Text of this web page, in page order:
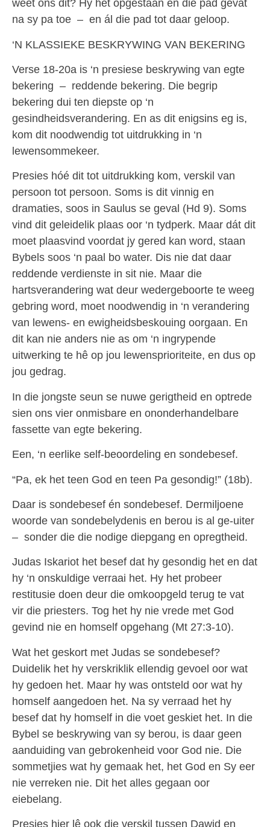
weet ons dit? Hy hét opgestaan en die pad gevat
na sy pa toe – en ál die pad tot daar geloop.
‘N KLASSIEKE BESKRYWING VAN BEKERING
Verse 18-20a is ‘n presiese beskrywing van egte
bekering – reddende bekering. Die begrip
bekering dui ten diepste op ‘n
gesindheidsverandering. En as dit enigsins eg is,
kom dit noodwendig tot uitdrukking in ‘n
lewensommekeer.
Presies hóé dit tot uitdrukking kom, verskil van
persoon tot persoon. Soms is dit vinnig en
dramaties, soos in Saulus se geval (Hd 9). Soms
vind dit geleidelik plaas oor ‘n tydperk. Maar dát dit
moet plaasvind voordat jy gered kan word, staan
Bybels soos ‘n paal bo water. Dis nie dat daar
reddende verdienste in sit nie. Maar die
hartsverandering wat deur wedergeboorte te weeg
gebring word, moet noodwendig in ‘n verandering
van lewens- en ewigheidsbeskouing oorgaan. En
dit kan nie anders nie as om ‘n ingrypende
uitwerking te hê op jou lewensprioriteite, en dus op
jou gedrag.
In die jongste seun se nuwe gerigtheid en optrede
sien ons vier onmisbare en ononderhandelbare
fassette van egte bekering.
Een, ‘n eerlike self-beoordeling en sondebesef.
“Pa, ek het teen God en teen Pa gesondig!” (18b).
Daar is sondebesef én sondebesef. Dermiljoene
woorde van sondebelydenis en berou is al ge-uiter
– sonder die die nodige diepgang en opregtheid.
Judas Iskariot het besef dat hy gesondig het en dat
hy ‘n onskuldige verraai het. Hy het probeer
restitusie doen deur die omkoopgeld terug te vat
vir die priesters. Tog het hy nie vrede met God
gevind nie en homself opgehang (Mt 27:3-10).
Wat het geskort met Judas se sondebesef?
Duidelik het hy verskriklik ellendig gevoel oor wat
hy gedoen het. Maar hy was ontsteld oor wat hy
homself aangedoen het. Na sy verraad het hy
besef dat hy homself in die voet geskiet het. In die
Bybel se beskrywing van sy berou, is daar geen
aanduiding van gebrokenheid voor God nie. Die
sommetjies wat hy gemaak het, het God en Sy eer
nie verreken nie. Dit het alles gegaan oor
eiebelang.
Presies hier lê ook die verskil tussen Dawid en